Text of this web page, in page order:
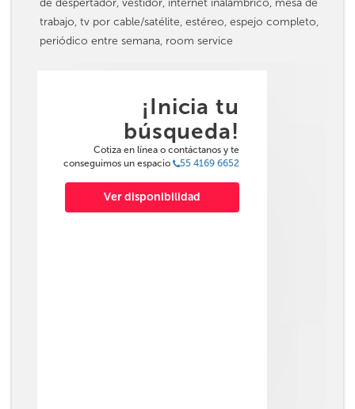
de despertador, vestidor, internet inalámbrico, mesa de
trabajo, tv por cable/satélite, estéreo, espejo completo,
periódico entre semana, room service
¡Inicia tu
búsqueda!
Cotiza en línea o contáctanos y te
conseguimos un espacio
55 4169 6652
Ver disponibilidad